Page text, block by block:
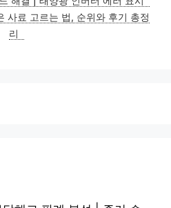
고
리
사료 고르는 법, 순위와 후기 총정
리